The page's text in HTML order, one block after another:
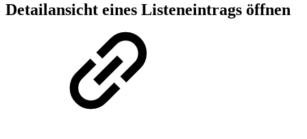
Detailansicht eines Listeneintrags öffnen